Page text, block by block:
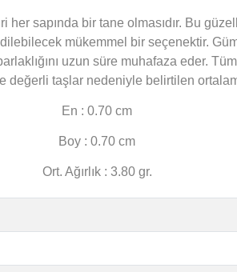
sapında bir tane olmasıdır. Bu
mükemmel bir seçenektir.
uzun süre muhafaza eder.
taşlar nedeniyle belirtilen
En : 0.70 cm
Boy : 0.70 cm
Ort. Ağırlık : 3.80 gr.